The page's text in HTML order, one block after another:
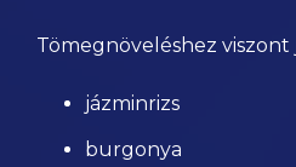
Tömegnöveléshez
jázminrizs
burgonya